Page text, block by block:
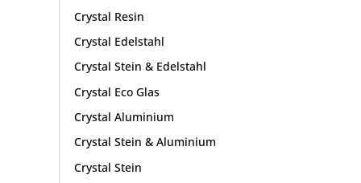
Crystal Resin
Crystal Edelstahl
Crystal Stein & Edelstahl
Crystal Eco Glas
Crystal Aluminium
Crystal Stein & Aluminium
Crystal Stein